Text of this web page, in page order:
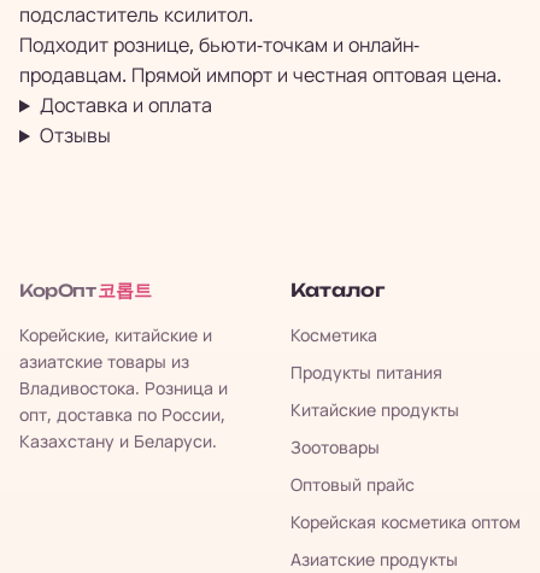
подсластитель ксилитол.
Подходит рознице, бьюти-точкам и онлайн-
продавцам. Прямой импорт и честная оптовая цена.
Доставка и оплата
Отзывы
КорОпт 코롭트
Корейские, китайские и
азиатские товары из
Владивостока. Розница и
опт, доставка по России,
Казахстану и Беларуси.
Каталог
Косметика
Продукты питания
Китайские продукты
Зоотовары
Оптовый прайс
Корейская косметика оптом
Азиатские продукты